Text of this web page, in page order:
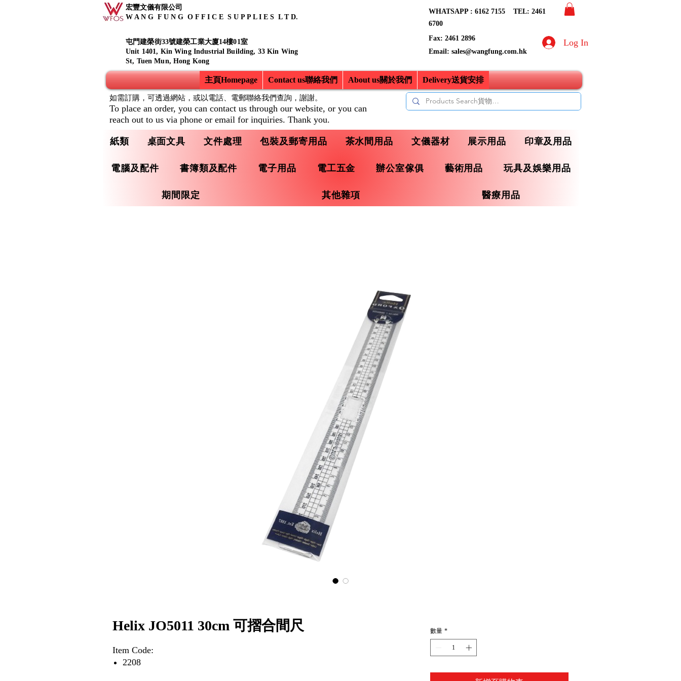
宏豐文儀有限公司
W A N G F U N G O F F I C E S U P P L I E S L T D.
屯門建榮街33號建榮工業大廈14樓01室
Unit 1401, Kin Wing Industrial Building, 33 Kin Wing
St, Tuen Mun, Hong Kong
WHATSAPP : 6162 7155​ TEL: 2461
6700
Fax: 2461 2896
Email: sales@wangfung.com.hk
Log In
主頁Homepage Contact us聯絡我們 About us關於我們 Delivery送貨安排
紙類 桌面文具 文件處理 包裝及郵寄用品 茶水間用品 文儀器材 展示用品 印章及用品
電腦及配件 書簿類及配件 電子用品 電工五金 辦公室傢俱 藝術用品 玩具及娛樂用品
期間限定 其他雜項 醫療用品
如需訂購，可透過網站，或以電話、電郵聯絡我們查詢， 謝謝。
To place an order, you can contact us through our website, or you can
reach out to us via phone or email for inquiries. Thank you.
Helix JO5011 30cm 可摺合間尺
Item Code:
2208
數量 *